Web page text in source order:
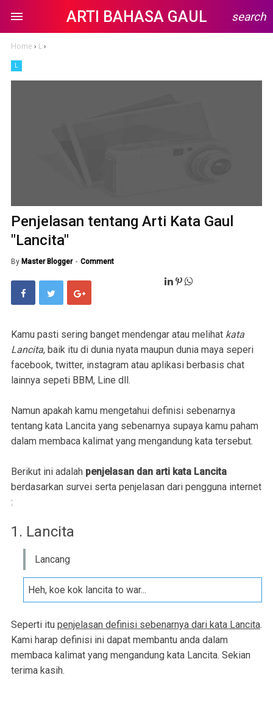
ARTI BAHASA GAUL search
Home › L›
Penjelasan tentang Arti Kata Gaul
"Lancita"
By Master Blogger Comment
Kamu pasti sering banget mendengar atau melihat kata
Lancita, baik itu di dunia nyata maupun dunia maya seperi
facebook, twitter, instagram atau aplikasi berbasis chat
lainnya sepeti BBM, Line dll.
Namun apakah kamu mengetahui definisi sebenarnya
tentang kata Lancita yang sebenarnya supaya kamu paham
dalam membaca kalimat yang mengandung kata tersebut.
Berikut ini adalah penjelasan dan arti kata Lancita
berdasarkan survei serta penjelasan dari pengguna internet
:
1. Lancita
Lancang
Heh, koe kok lancita to war...
Seperti itu penjelasan definisi sebenarnya dari kata Lancita.
Kami harap definisi ini dapat membantu anda dalam
membaca kalimat yang mengandung kata Lancita. Sekian
terima kasih.